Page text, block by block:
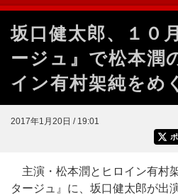
坂口健太郎、１０
ージュ』で松本
イン有村架純をめ
2017年1月20日 / 19:01
主演・松本潤とヒロイン有村
タージュ』に、坂口健太郎が出